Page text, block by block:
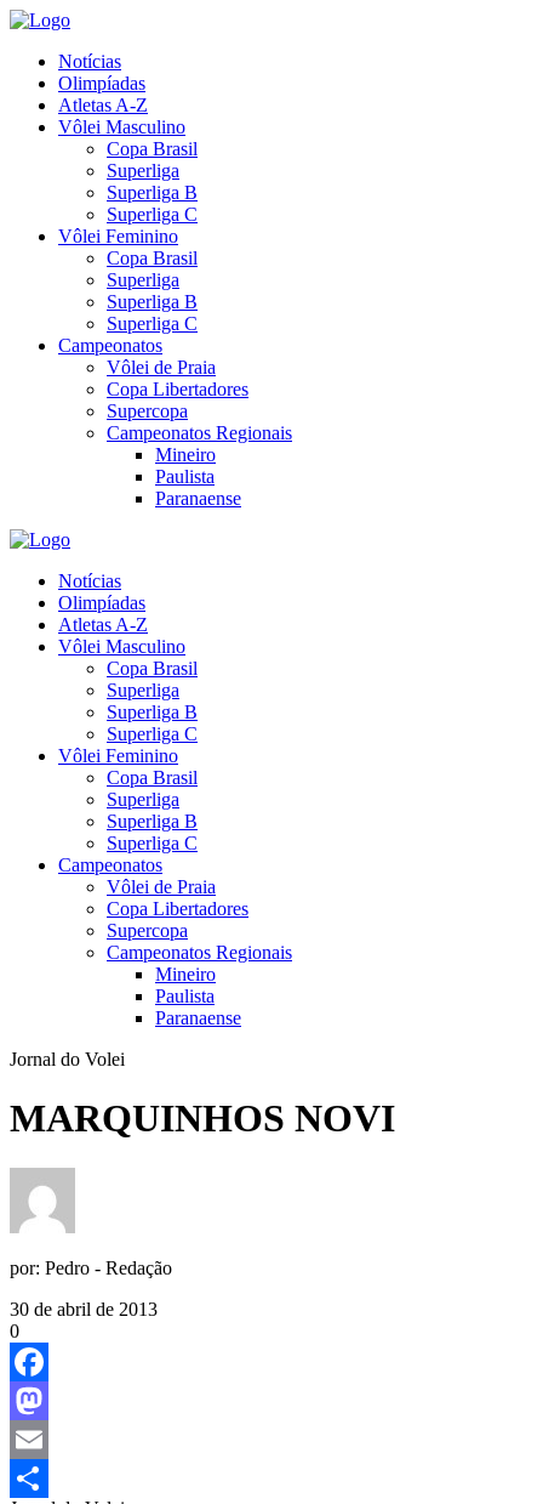
Notícias
Olimpíadas
Atletas A-Z
Vôlei Masculino
Copa Brasil
Superliga
Superliga B
Superliga C
Vôlei Feminino
Copa Brasil
Superliga
Superliga B
Superliga C
Campeonatos
Vôlei de Praia
Copa Libertadores
Supercopa
Campeonatos Regionais
Mineiro
Paulista
Paranaense
Notícias
Olimpíadas
Atletas A-Z
Vôlei Masculino
Copa Brasil
Superliga
Superliga B
Superliga C
Vôlei Feminino
Copa Brasil
Superliga
Superliga B
Superliga C
Campeonatos
Vôlei de Praia
Copa Libertadores
Supercopa
Campeonatos Regionais
Mineiro
Paulista
Paranaense
Jornal do Volei
MARQUINHOS NOVI
por: Pedro - Redação
30 de abril de 2013
0
Facebook
Mastodon
Email